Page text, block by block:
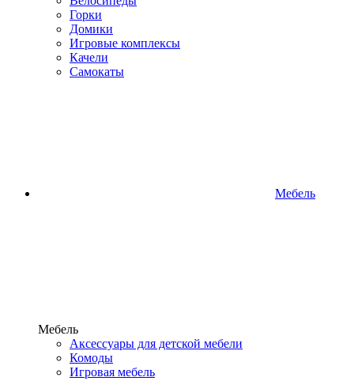
Горки
Домики
Игровые комплексы
Качели
Самокаты
Мебель
Мебель
Аксессуары для детской мебели
Комоды
Игровая мебель